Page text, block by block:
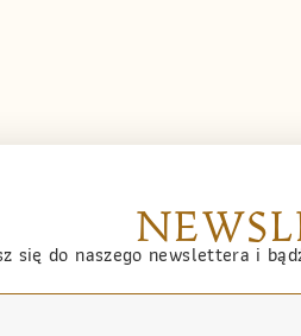
się do naszego newslettera i